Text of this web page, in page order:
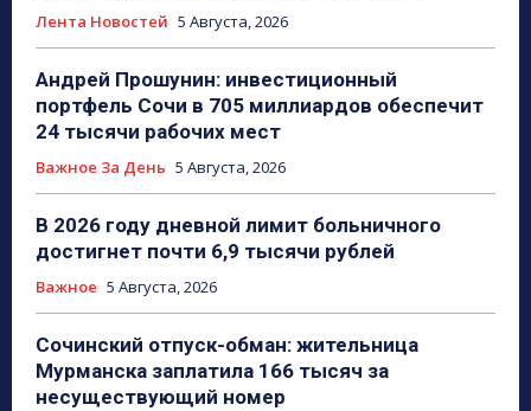
Лента Новостей 5 Августа, 2026
Андрей Прошунин: инвестиционный
портфель Сочи в 705 миллиардов обеспечит
24 тысячи рабочих мест
Важное За День 5 Августа, 2026
В 2026 году дневной лимит больничного
достигнет почти 6,9 тысячи рублей
Важное 5 Августа, 2026
Сочинский отпуск-обман: жительница
Мурманска заплатила 166 тысяч за
несуществующий номер